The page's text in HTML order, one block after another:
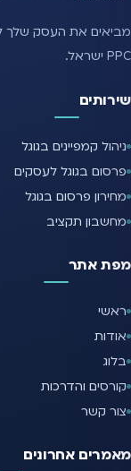
מביאים את העסק שלך
PPC ישראל.
שירותים
ניהול קמפיינים בגוגל
פרסום בגוגל לעסקים
מחירון פרסום בגוגל
מחשבון תקציב
מפת אתר
ראשי
אודות
בלוג
קורסים והדרכות
צור קשר
מאמרים אחרונים